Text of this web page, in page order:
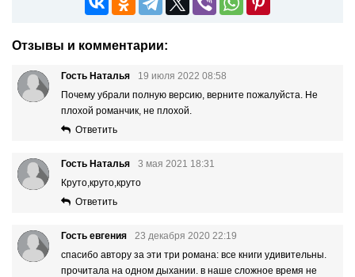
Отзывы и комментарии:
Гость Наталья
19 июля 2022 08:58
Почему убрали полную версию, верните пожалуйста. Не
плохой романчик, не плохой.
Ответить
Гость Наталья
3 мая 2021 18:31
Круто,круто,круто
Ответить
Гость евгения
23 декабря 2020 22:19
спасибо автору за эти три романа: все книги удивительны.
прочитала на одном дыхании. в наше сложное время не